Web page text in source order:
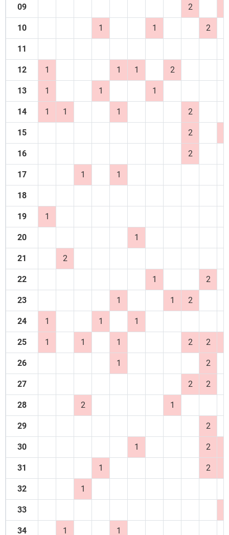
09 2
10 1 1 2
11
12 1 1 1 2
13 1 1 1
14 1 1 1 2
15 2
16 2
17 1 1
18
19 1
20 1
21 2
22 1 2
23 1 1 2
24 1 1 1
25 1 1 1 2 2
26 1 2
27 2 2
28 2 1
29 2
30 1 2
31 1 2
32 1
33
34 1 1